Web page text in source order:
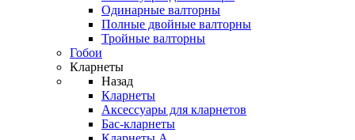
Одинарные валторны
Полные двойные валторны
Тройные валторны
Гобои
Кларнеты
Назад
Кларнеты
Аксессуары для кларнетов
Бас-кларнеты